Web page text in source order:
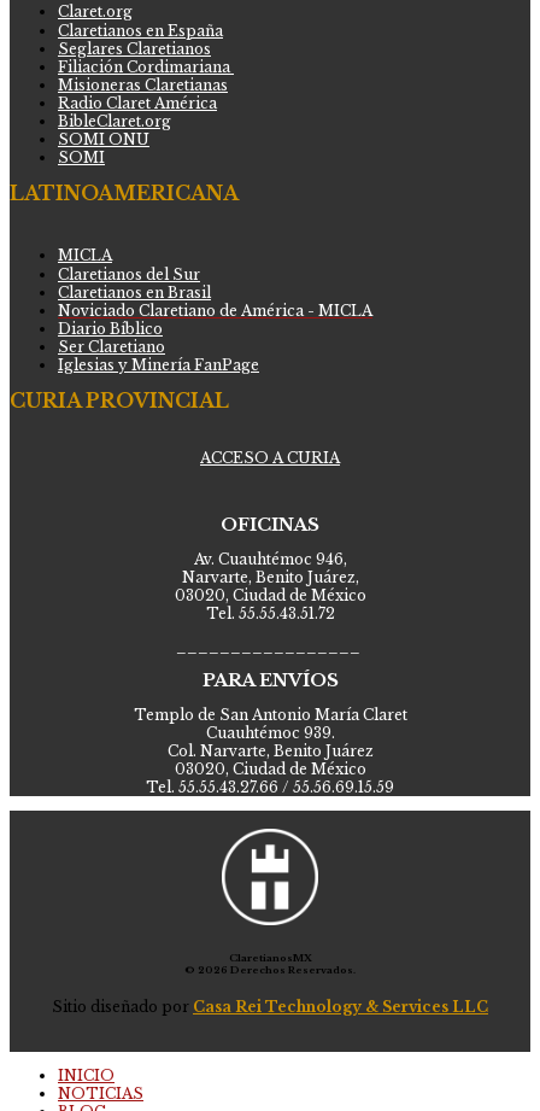
Claret.org
Claretianos en España
Seglares Claretianos
Filiación Cordimariana
Misioneras Claretianas
Radio Claret América
BibleClaret.org
SOMI ONU
SOMI
LATINOAMERICANA
MICLA
Claretianos del Sur
Claretianos en Brasil
Noviciado Claretiano de América - MICLA
Diario Bíblico
Ser Claretiano
Iglesias y Minería FanPage
CURIA PROVINCIAL
ACCESO A CURIA
OFICINAS
Av. Cuauhtémoc 946,
Narvarte, Benito Juárez,
03020, Ciudad de México
Tel. 55.55.43.51.72
PARA ENVÍOS
Templo de San Antonio María Claret
Cuauhtémoc 939.
Col. Narvarte, Benito Juárez
03020, Ciudad de México
Tel. 55.55.43.27.66 / 55.56.69.15.59
ClaretianosMX
© 2026 Derechos Reservados.
Sitio diseñado por Casa Rei Technology & Services LLC
INICIO
NOTICIAS